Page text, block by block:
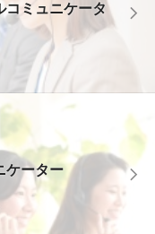
コミュニケータ
ケーター